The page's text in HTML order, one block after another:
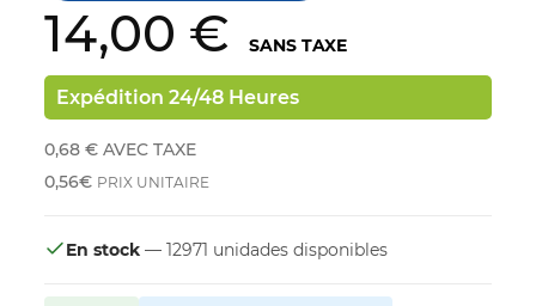
14,00 € SANS TAXE
Expédition 24/48 Heures
0,68 € AVEC TAXE
0,56€ PRIX UNITAIRE
En stock — 12971 unidades disponibles